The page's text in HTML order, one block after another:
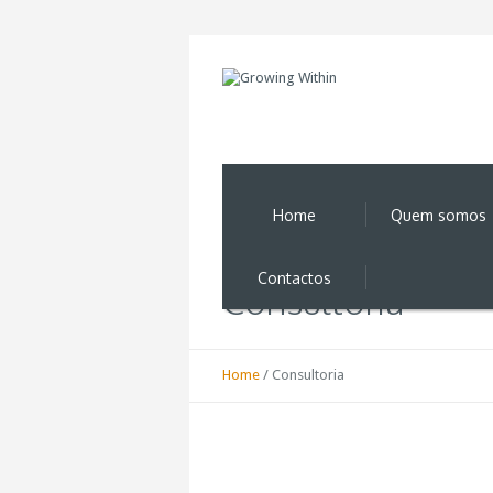
Home Quem somos
Contactos
Consultoria
Home / Consultoria